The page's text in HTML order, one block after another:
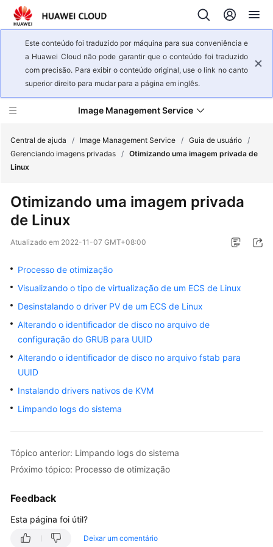
Este conteúdo foi traduzido por máquina para sua conveniência e
a Huawei Cloud não pode garantir que o conteúdo foi traduzido
com precisão. Para exibir o conteúdo original, use o link no canto
superior direito para mudar para a página em inglês.
Image Management Service
de
serviço
Primeiros
Guia
de
Gerenciando
imagens
públicas
uma
Gerenciando
privadas
Modificando
uma
Central de ajuda / Image Management Service / Guia de usuário /
Gerenciando imagens privadas / Otimizando uma imagem privada de
Linux
Otimizando uma imagem privada
de Linux
Atualizado em 2022-11-07 GMT+08:00
Processo de otimização
Visualizando o tipo de virtualização de um ECS de Linux
Desinstalando o driver PV de um ECS de Linux
Alterando o identificador de disco no arquivo de
configuração do GRUB para UUID
Alterando o identificador de disco no arquivo fstab para
UUID
Instalando drivers nativos de KVM
Limpando logs do sistema
Tópico anterior: Limpando logs do sistema
Próximo tópico: Processo de otimização
Feedback
Esta página foi útil?
Deixar um comentário